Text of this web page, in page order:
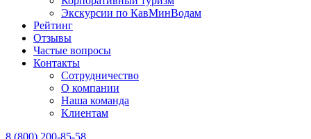
Экскурсии по КавМинВодам
Рейтинг
Отзывы
Частые вопросы
Контакты
Сотрудничество
О компании
Наша команда
Клиентам
8 (800) 200-85-58